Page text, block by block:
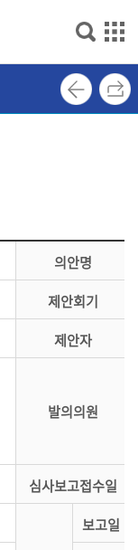
의안명
제안회기
제안자
발의의원
심사보고접수일
보고일